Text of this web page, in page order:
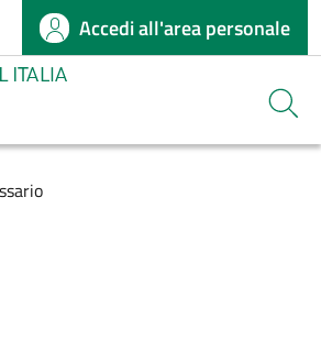
principaleAccedi all'area personale